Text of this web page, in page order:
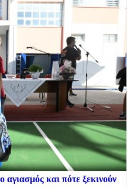
αγιασμός και πότε ξεκινούν